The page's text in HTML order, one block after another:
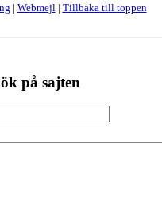
| Webmejl| Tillbaka till toppen
på sajten